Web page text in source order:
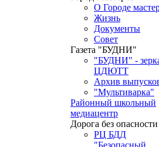
О Городе
Жизнь
Документы
Совет
Газета "БУДНИ"
"БУДНИ" -
ЦДЮТТ
Архив
"Мультиварка"
Районный школьный
медиацентр
Дорога без опасности
РЦ БДД
"Безопасный